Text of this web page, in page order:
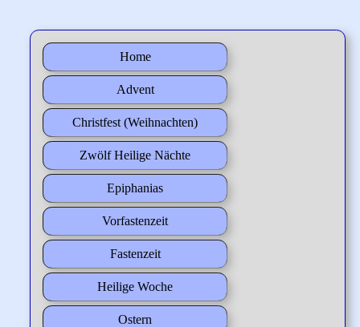
Home
Advent
Christfest (Weihnachten)
Zwölf Heilige Nächte
Epiphanias
Vorfastenzeit
Fastenzeit
Heilige Woche
Ostern